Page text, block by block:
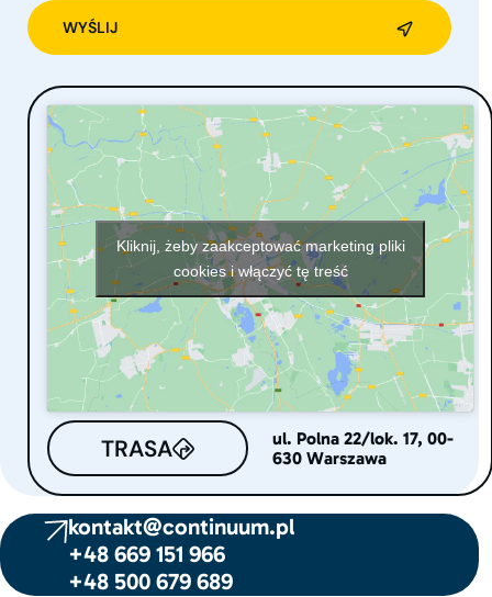
Kliknij, żeby zaakceptować marketing pliki
cookies i włączyć tę treść
TRASA
ul. Polna 22/lok. 17, 00-
630 Warszawa
kontakt@continuum.pl
+48 669 151 966
+48 500 679 689